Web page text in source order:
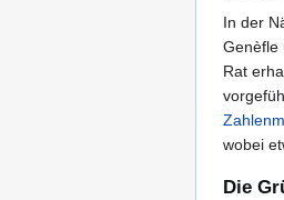
In der
Genèfle
Rat
wobei
Die